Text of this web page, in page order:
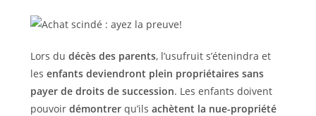
Lors du décès des parents, l’usufruit s’étenindra et
les enfants deviendront plein propriétaires sans
payer de droits de succession. Les enfants doivent
pouvoir démontrerqu’ils achètent la nue-propriété